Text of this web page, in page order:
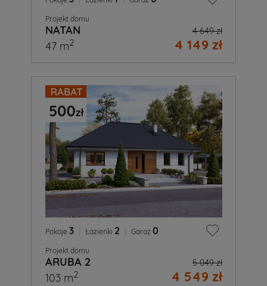
Projekt domu
NATAN 4 649 zł
4 149 zł
47 m2
Pokoje 3 Łazienki 2 Garaż 0
Projekt domu
ARUBA 2 5 049 zł
4 549 zł
103 m2